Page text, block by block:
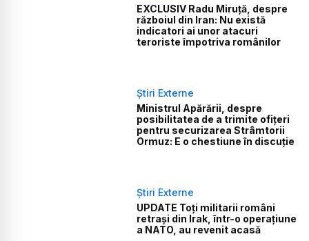
EXCLUSIV Radu Miruță, despre
războiul din Iran: Nu există
indicatori ai unor atacuri
teroriste împotriva românilor
Știri Externe
Ministrul Apărării, despre
posibilitatea de a trimite ofițeri
pentru securizarea Strâmtorii
Ormuz: E o chestiune în discuție
Știri Externe
UPDATE Toți militarii români
retrași din Irak, într-o operațiune
a NATO, au revenit acasă